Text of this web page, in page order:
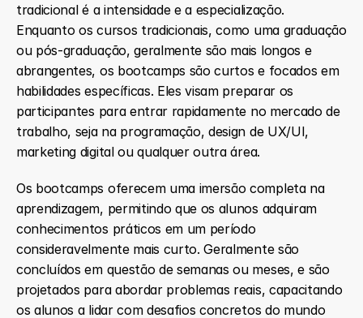
tradicional é a intensidade e a especialização.
Enquanto os cursos tradicionais, como uma graduação
ou pós-graduação, geralmente são mais longos e
abrangentes, os bootcamps são curtos e focados em
habilidades específicas. Eles visam preparar os
participantes para entrar rapidamente no mercado de
trabalho, seja na programação, design de UX/UI,
marketing digital ou qualquer outra área.
Os bootcamps oferecem uma imersão completa na
aprendizagem, permitindo que os alunos adquiram
conhecimentos práticos em um período
consideravelmente mais curto. Geralmente são
concluídos em questão de semanas ou meses, e são
projetados para abordar problemas reais, capacitando
os alunos a lidar com desafios concretos do mundo